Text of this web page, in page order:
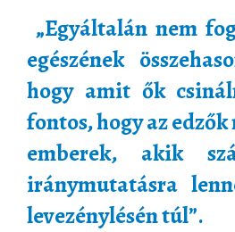
„Egyáltalán nem
egészének
hogy amit ők
fontos, hogy az
emberek, akik
iránymutatásra
levezénylésén túl”.